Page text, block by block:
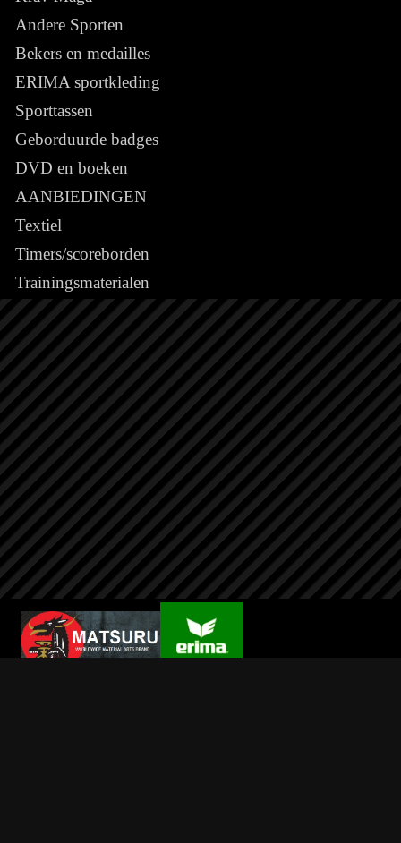
Andere Sporten
Bekers en medailles
ERIMA sportkleding
Sporttassen
Geborduurde badges
DVD en boeken
AANBIEDINGEN
Textiel
Timers/scoreborden
Trainingsmaterialen